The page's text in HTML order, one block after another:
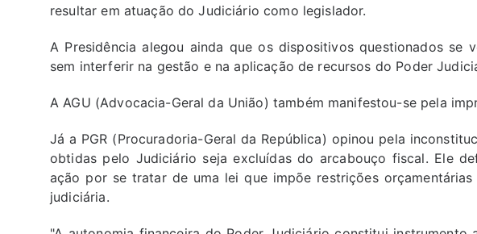
resultar em atuação do Judiciário como legislador.
A Presidência alegou ainda que os dispositivos questionados se
sem interferir na gestão e na aplicação de recursos do Poder
A AGU (Advocacia-Geral da União) também manifestou-se pela
Já a PGR (Procuradoria-Geral da República) opinou pela
obtidas pelo Judiciário seja excluídas do arcabouço fiscal. Ele
ação por se tratar de uma lei que impõe restrições
judiciária.